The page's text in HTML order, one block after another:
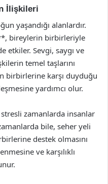
İlişkileri
yaşandığı alanlardır.
bireylerin birbirleriyle
etkiler. Sevgi, saygı ve
temel taşlarını
birbirlerine karşı duyduğu
yardımcı olur.
zamanlarda insanlar
bile, seher yeli
destek olmasını
ve karşılıklı